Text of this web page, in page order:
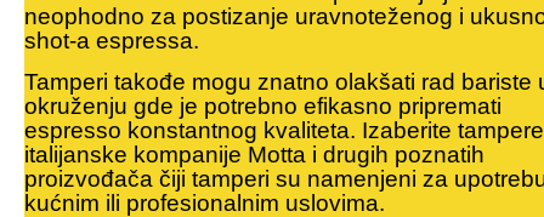
neophodno za postizanje uravnoteženog i
shot-a espressa.
Tamperi takođe mogu znatno olakšati rad bariste
okruženju gde je potrebno efikasno pripremati
espresso konstantnog kvaliteta. Izaberite tampere
italijanske kompanije Motta i drugih poznatih
proizvođača čiji tamperi su namenjeni za
kućnim ili profesionalnim uslovima.